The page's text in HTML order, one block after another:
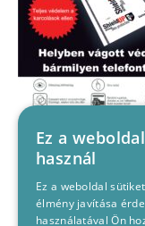
Ez a
használ
Ez a weboldal
élmény javítása
használatával Ön